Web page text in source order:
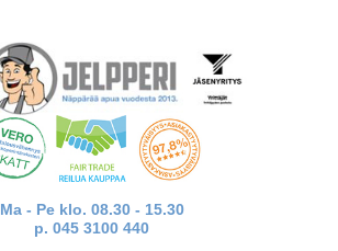
Ma - Pe klo. 08.30 - 15.30
p. 045 3100 440